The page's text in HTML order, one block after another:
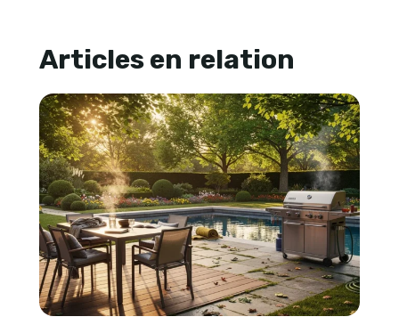
Articles en relation